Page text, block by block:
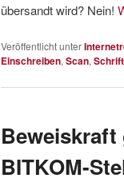
übersandt wird? Nein!
Veröffentlicht unter
Einschreiben, Scan,
BITKOM-